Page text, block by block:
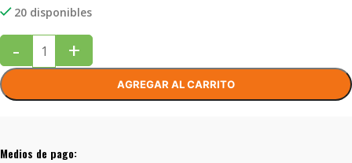
20 disponibles
- +
AGREGAR AL CARRITO
Medios de pago: